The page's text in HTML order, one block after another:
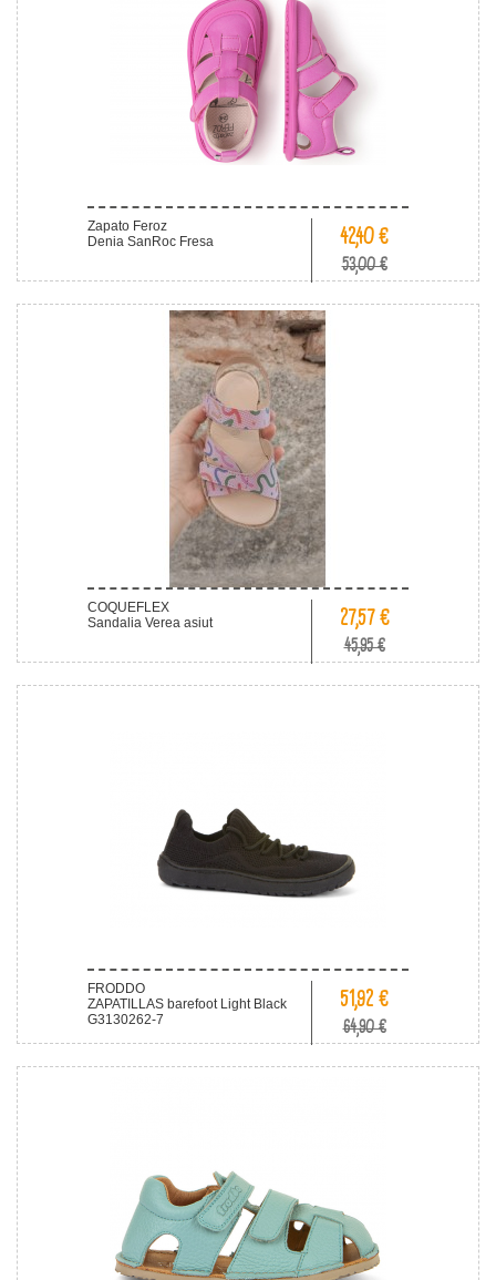
Zapato Feroz
Denia SanRoc Fresa
42,40 €
53,00 €
COQUEFLEX
Sandalia Verea asiut
27,57 €
45,95 €
FRODDO
ZAPATILLAS barefoot Light Black
G3130262-7
51,92 €
64,90 €